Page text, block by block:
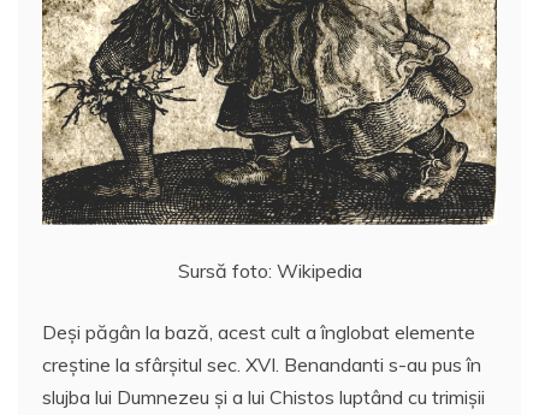
Sursă foto: Wikipedia
Deşi păgân la bază, acest cult a înglobat elemente
creştine la sfârşitul sec. XVI. Benandanti s-au pus în
slujba lui Dumnezeu şi a lui Chistos luptând cu trimişii